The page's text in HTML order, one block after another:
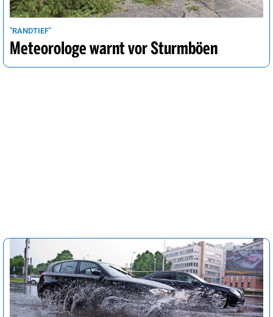
"RANDTIEF"
Meteorologe warnt vor Sturmböen